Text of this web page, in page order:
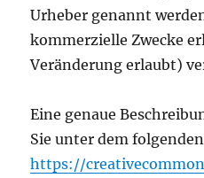
Urheber genannt
kommerzielle Zwecke
Veränderung erlaubt)
Eine genaue
Sie unter dem
https://